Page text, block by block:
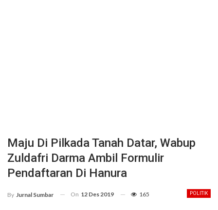
Maju Di Pilkada Tanah Datar, Wabup
Zuldafri Darma Ambil Formulir
Pendaftaran Di Hanura
POLITIK
By Jurnal Sumbar On 12 Des 2019 165